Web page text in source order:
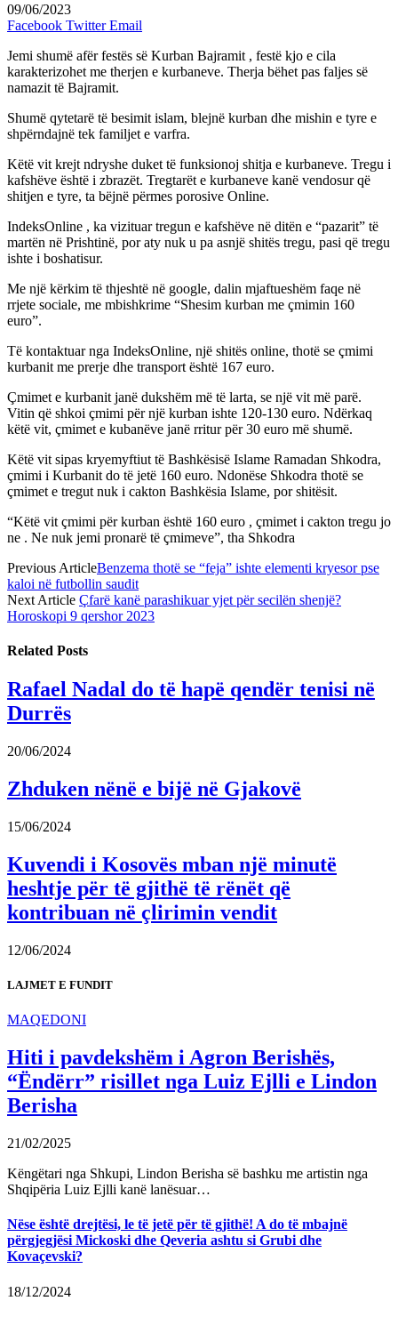
09/06/2023
Facebook Twitter Email
Jemi shumë afër festës së Kurban Bajramit , festë kjo e cila
karakterizohet me therjen e kurbaneve. Therja bëhet pas faljes së
namazit të Bajramit.
Shumë qytetarë të besimit islam, blejnë kurban dhe mishin e tyre e
shpërndajnë tek familjet e varfra.
Këtë vit krejt ndryshe duket të funksionoj shitja e kurbaneve. Tregu i
kafshëve është i zbrazët. Tregtarët e kurbaneve kanë vendosur që
shitjen e tyre, ta bëjnë përmes porosive Online.
IndeksOnline , ka vizituar tregun e kafshëve në ditën e “pazarit” të
martën në Prishtinë, por aty nuk u pa asnjë shitës tregu, pasi që tregu
ishte i boshatisur.
Me një kërkim të thjeshtë në google, dalin mjaftueshëm faqe në
rrjete sociale, me mbishkrime “Shesim kurban me çmimin 160
euro”.
Të kontaktuar nga IndeksOnline, një shitës online, thotë se çmimi
kurbanit me prerje dhe transport është 167 euro.
Çmimet e kurbanit janë dukshëm më të larta, se një vit më parë.
Vitin që shkoi çmimi për një kurban ishte 120-130 euro. Ndërkaq
këtë vit, çmimet e kubanëve janë rritur për 30 euro më shumë.
Këtë vit sipas kryemyftiut të Bashkësisë Islame Ramadan Shkodra,
çmimi i Kurbanit do të jetë 160 euro. Ndonëse Shkodra thotë se
çmimet e tregut nuk i cakton Bashkësia Islame, por shitësit.
“Këtë vit çmimi për kurban është 160 euro , çmimet i cakton tregu jo
ne . Ne nuk jemi pronarë të çmimeve”, tha Shkodra
Previous ArticleBenzema thotë se “feja” ishte elementi kryesor pse
kaloi në futbollin saudit
Next Article Çfarë kanë parashikuar yjet për secilën shenjë?
Horoskopi 9 qershor 2023
Related Posts
Rafael Nadal do të hapë qendër tenisi në
Durrës
20/06/2024
Zhduken nënë e bijë në Gjakovë
15/06/2024
Kuvendi i Kosovës mban një minutë
heshtje për të gjithë të rënët që
kontribuan në çlirimin vendit
12/06/2024
LAJMET E FUNDIT
MAQEDONI
Hiti i pavdekshëm i Agron Berishës,
“Ëndërr” risillet nga Luiz Ejlli e Lindon
Berisha
21/02/2025
Këngëtari nga Shkupi, Lindon Berisha së bashku me artistin nga
Shqipëria Luiz Ejlli kanë lanësuar…
Nëse është drejtësi, le të jetë për të gjithë! A do të mbajnë
përgjegjësi Mickoski dhe Qeveria ashtu si Grubi dhe
Kovaçevski?
18/12/2024